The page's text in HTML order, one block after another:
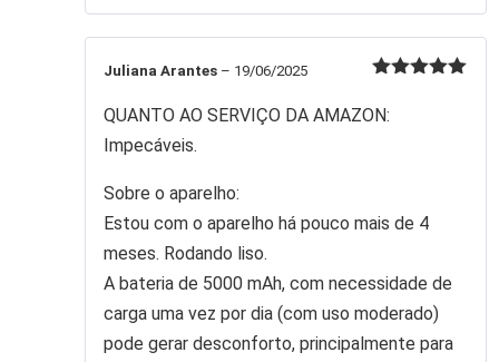
de 5
Juliana Arantes – 19/06/2025
QUANTO AO SERVIÇO DA AMAZON:
Impecáveis.
Sobre o aparelho:
Estou com o aparelho há pouco mais de 4
meses. Rodando liso.
A bateria de 5000 mAh, com necessidade de
carga uma vez por dia (com uso moderado)
pode gerar desconforto, principalmente para